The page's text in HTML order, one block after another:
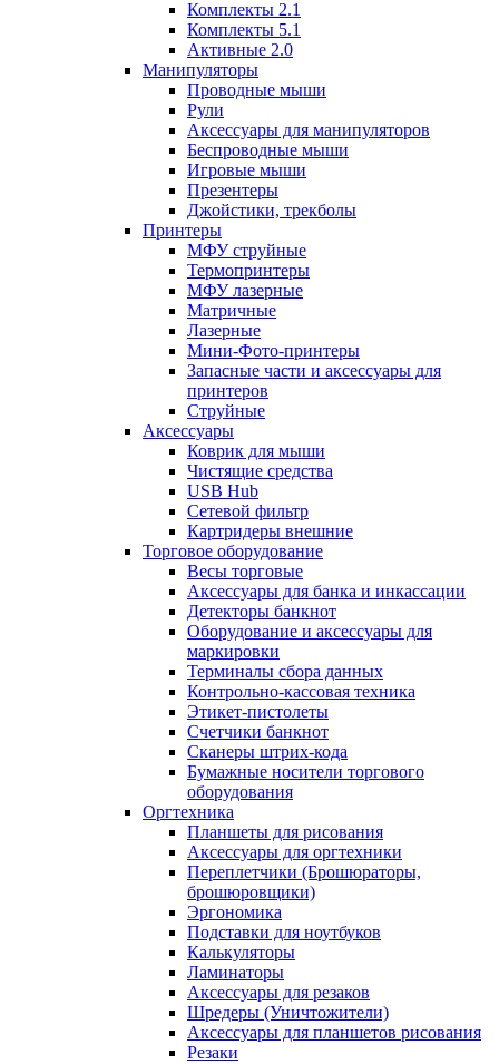
Комплекты 2.1
Комплекты 5.1
Активные 2.0
Манипуляторы
Проводные мыши
Рули
Аксессуары для манипуляторов
Беспроводные мыши
Игровые мыши
Презентеры
Джойстики, трекболы
Принтеры
МФУ струйные
Термопринтеры
МФУ лазерные
Матричные
Лазерные
Мини-Фото-принтеры
Запасные части и аксессуары для
принтеров
Струйные
Аксессуары
Коврик для мыши
Чистящие средства
USB Hub
Сетевой фильтр
Картридеры внешние
Торговое оборудование
Весы торговые
Аксессуары для банка и инкассации
Детекторы банкнот
Оборудование и аксессуары для
маркировки
Терминалы сбора данных
Контрольно-кассовая техника
Этикет-пистолеты
Счетчики банкнот
Сканеры штрих-кода
Бумажные носители торгового
оборудования
Оргтехника
Планшеты для рисования
Аксессуары для оргтехники
Переплетчики (Брошюраторы,
брошюровщики)
Эргономика
Подставки для ноутбуков
Калькуляторы
Ламинаторы
Аксессуары для резаков
Шредеры (Уничтожители)
Аксессуары для планшетов рисования
Резаки